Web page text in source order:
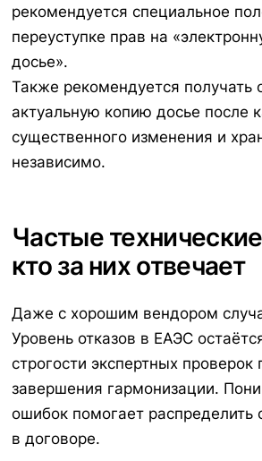
рекомендуется специальное
переуступке прав на
досье».
Также рекомендуется получать
актуальную копию досье после
существенного изменения и
независимо.
Частые
кто за них отвечает
Даже с хорошим вендором
Уровень отказов в ЕАЭС
строгости экспертных проверок
завершения гармонизации.
ошибок помогает распределить
в договоре.